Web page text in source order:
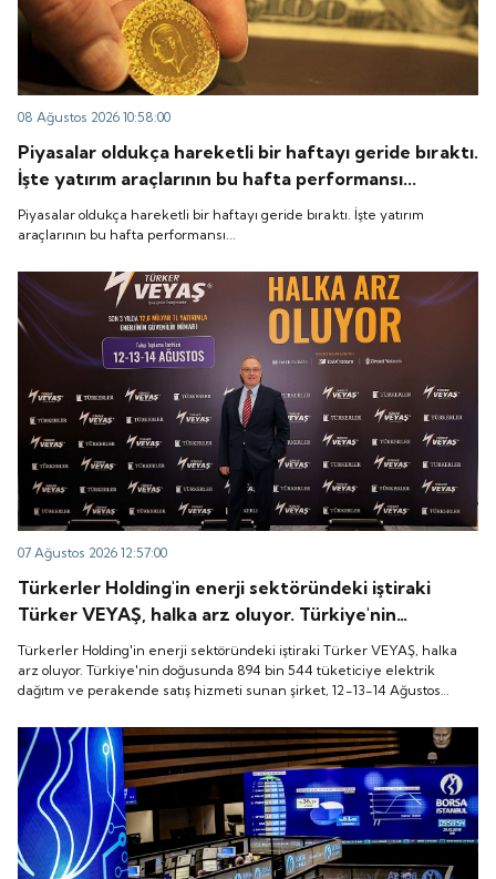
08 Ağustos 2026 10:58:00
Piyasalar oldukça hareketli bir haftayı geride bıraktı.
İşte yatırım araçlarının bu hafta performansı...
Piyasalar oldukça hareketli bir haftayı geride bıraktı. İşte yatırım
araçlarının bu hafta performansı...
07 Ağustos 2026 12:57:00
Türkerler Holding'in enerji sektöründeki iştiraki
Türker VEYAŞ, halka arz oluyor. Türkiye'nin
doğusunda 894 bin 544 tüketiciye elektrik dağıtım
ve perakende satış hizmeti sunan şirket, 12-13-14
Ağustos tarihleri arasında pay başına 136 TL fiyatla
Türkerler Holding'in enerji sektöründeki iştiraki Türker VEYAŞ, halka
arz oluyor. Türkiye'nin doğusunda 894 bin 544 tüketiciye elektrik
dağıtım ve perakende satış hizmeti sunan şirket, 12-13-14 Ağustos